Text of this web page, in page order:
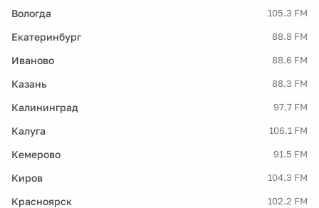
Вологда 105.3 FM
Екатеринбург 88.8 FM
Иваново 88.6 FM
Казань 88.3 FM
Калининград 97.7 FM
Калуга 106.1 FM
Кемерово 91.5 FM
Киров 104.3 FM
Красноярск 102.2 FM